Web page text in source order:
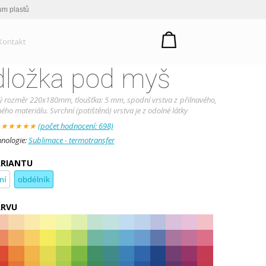
plastů
pod myš
rozměr 220x180mm, tloušťka: 5 mm, spodní vrstva z přilnavého,
materiálu. Svrchní (potištěná) vrstva je z odolné látky
★★★★★(počet hodnocení: 698)
Sublimace - termotransfer
obdélník